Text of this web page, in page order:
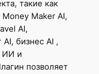
такие как
Maker AI,
AI,
AI, бизнес AI ,
ИИ и
позволяет